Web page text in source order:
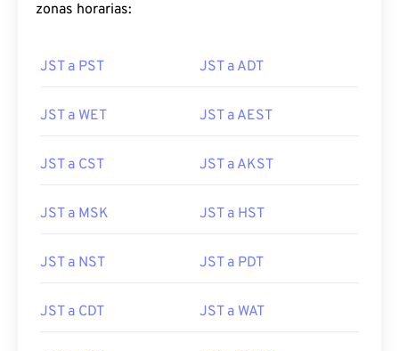
zonas horarias:
JST a PST JST a ADT
JST a WET JST a AEST
JST a CST JST a AKST
JST a MSK JST a HST
JST a NST JST a PDT
JST a CDT JST a WAT